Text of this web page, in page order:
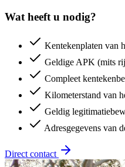
Wat heeft u nodig?
Kentekenplaten van
Geldige APK (mits
Compleet
Kilometerstand van
Geldig
Adresgegevens van
Direct contact